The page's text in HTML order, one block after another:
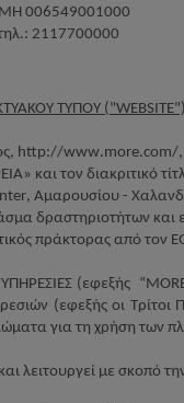
006549001000
2117700000
ΤΥΠΟΥ ("WEBSITE")
http://www.more.com/,
και τον διακριτικό
, Αμαρουσίου -
δραστηριοτήτων και
πράκτορας από
(εφεξής “
(εφεξής οι Τρίτοι
για τη χρήση των
λειτουργεί με σκοπό